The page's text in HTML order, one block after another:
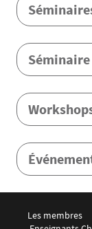
Séminaire
Menu footer
Les membres